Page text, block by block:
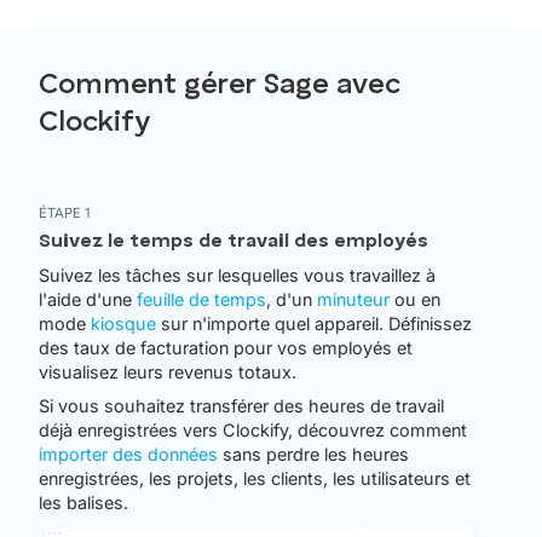
Comment gérer Sage avec
Clockify
ÉTAPE 1
Suivez le temps de travail des employés
Suivez les tâches sur lesquelles vous travaillez à
l'aide d'une feuille de temps, d'un minuteur ou en
mode kiosque sur n'importe quel appareil. Définissez
des taux de facturation pour vos employés et
visualisez leurs revenus totaux.
Si vous souhaitez transférer des heures de travail
déjà enregistrées vers Clockify, découvrez comment
importer des données sans perdre les heures
enregistrées, les projets, les clients, les utilisateurs et
les balises.